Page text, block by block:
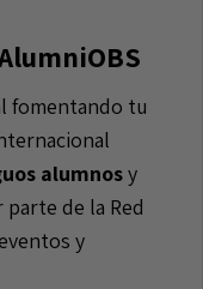
fomentando tu
alumnosy
de la Red
y